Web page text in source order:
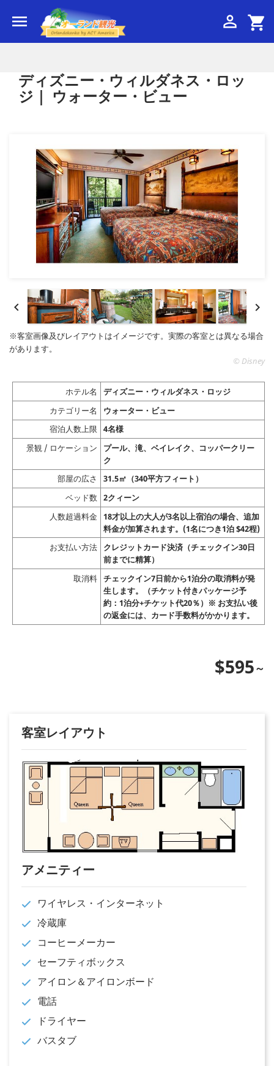
 shopping_cart

ディズニー・ウィルダネス・ロッ
ジ｜ ウォーター・ビュー
 
※客室画像及びレイアウトはイメージです。実際の客室とは異なる場合
があります。
© Disney
ホテル名
ディズニー・ウィルダネス・ロッジ
カテゴリー名
ウォーター・ビュー
宿泊人数上限
4名様
景観 / ロケーション
プール、滝、ベイレイク、コッパークリー
ク
部屋の広さ
31.5㎡（340平方フィート）
ベッド数 2クィーン
人数超過料金 18才以上の大人が3名以上宿泊の場合、追加
料金が加算されます。(1名につき1泊 $42程)
お支払い方法
クレジットカード決済（チェックイン30日
前までに精算）
取消料 チェックイン7日前から1泊分の取消料が発
生します。（チケット付きパッケージ予
約：1泊分+チケット代20％）※ お支払い後
の返金には、カード手数料がかかります。
$595
客室レイアウト
アメニティー
ワイヤレス・インターネット
冷蔵庫
コーヒーメーカー
セーフティボックス
アイロン＆アイロンボード
電話
ドライヤー
バスタブ